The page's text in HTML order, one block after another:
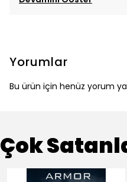
Yorumlar
Bu ürün için henüz yorum
Çok